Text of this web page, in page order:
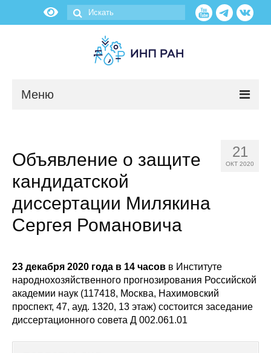
Меню
О нас
Об институте
Научные подразделения
Сотрудники
Отчетность
21
ОКТ 2020
Объявление о защите
кандидатской
диссертации Милякина
Сергея Романовича
23 декабря 2020 года в 14 часов в Институте
народнохозяйственного прогнозирования Российской
академии наук (117418, Москва, Нахимовский
проспект, 47, ауд. 1320, 13 этаж) состоится заседание
диссертационного совета Д 002.061.01